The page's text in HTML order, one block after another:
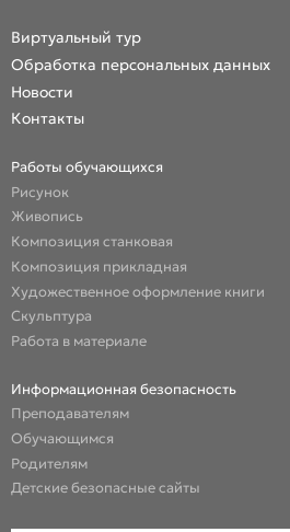
Виртуальный тур
Обработка персональных данных
Новости
Контакты
Работы обучающихся
Рисунок
Живопись
Композиция станковая
Композиция прикладная
Художественное оформление книги
Скульптура
Работа в материале
Информационная безопасность
Преподавателям
Обучающимся
Родителям
Детские безопасные сайты